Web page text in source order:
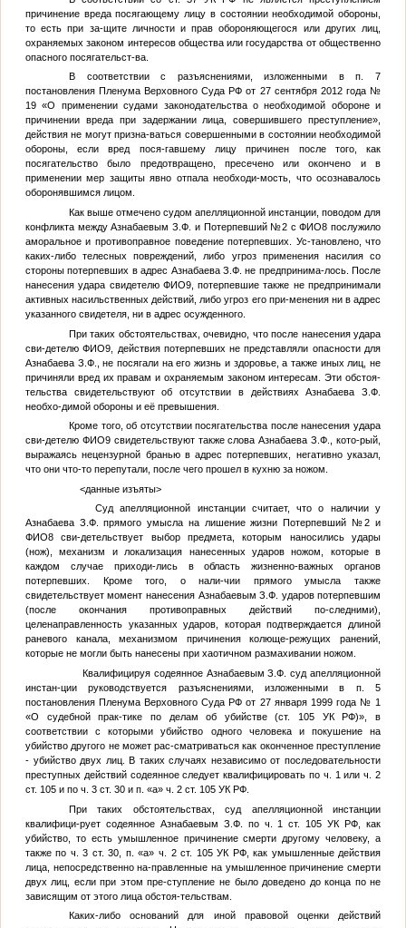
причинение вреда посягающему лицу в состоянии необходимой обороны,
то есть при за-щите личности и прав обороняющегося или других лиц,
охраняемых законом интересов общества или государства от общественно
опасного посягательст-ва.
В соответствии с разъяснениями, изложенными в п. 7
постановления Пленума Верховного Суда РФ от 27 сентября 2012 года №
19 «О применении судами законодательства о необходимой обороне и
причинении вреда при задержании лица, совершившего преступление»,
действия не могут призна-ваться совершенными в состоянии необходимой
обороны, если вред пося-гавшему лицу причинен после того, как
посягательство было предотвращено, пресечено или окончено и в
применении мер защиты явно отпала необходи-мость, что осознавалось
оборонявшимся лицом.
Как выше отмечено судом апелляционной инстанции, поводом для
конфликта между Азнабаевым З.Ф. и Потерпевший №2сФИО8 послужило
аморальное и противоправное поведение потерпевших. Ус-тановлено, что
каких-либо телесных повреждений, либо угроз применения насилия со
стороны потерпевших в адрес Азнабаева З.Ф. не предпринима-лось. После
нанесения удара свидетелю ФИО9, потерпевшие также не предпринимали
активных насильственных действий, либо угроз его при-менения ни в адрес
указанного свидетеля, ни в адрес осужденного.
При таких обстоятельствах, очевидно, что после нанесения удара
сви-детелюФИО9 , действия потерпевших не представляли опасности для
Азнабаева З.Ф., не посягали на его жизнь и здоровье, а также иных лиц, не
причиняли вред их правам и охраняемым законом интересам. Эти обстоя-
тельства свидетельствуют об отсутствии в действиях Азнабаева З.Ф.
необхо-димой обороны и её превышения.
Кроме того, об отсутствии посягательства после нанесения удара
сви-детелю ФИО9свидетельствуют также слова Азнабаева З.Ф., кото-рый,
выражаясь нецензурной бранью в адрес потерпевших, негативно указал,
что они что-то перепутали, после чего прошел в кухню за ножом.
<данные изъяты>
Суд апелляционной инстанции считает, что о наличии у
Азнабаева З.Ф. прямого умысла на лишение жизни
Потерпевший №2 и
ФИО8сви-детельствует выбор предмета, которым наносились удары
(нож), механизм и локализация нанесенных ударов ножом, которые в
каждом случае приходи-лись в область жизненно-важных органов
потерпевших. Кроме того, о нали-чии прямого умысла также
свидетельствует момент нанесения Азнабаевым З.Ф. ударов потерпевшим
(после окончания противоправных действий по-следними),
целенаправленность указанных ударов, которая подтверждается длиной
раневого канала, механизмом причинения колюще-режущих ранений,
которые не могли быть нанесены при хаотичном размахивании ножом.
Квалифицируя содеянное Азнабаевым З.Ф. суд апелляционной
инстан-ции руководствуется разъяснениями, изложенными в п. 5
постановления Пленума Верховного Суда РФ от 27 января 1999 года № 1
«О судебной прак-тике по делам об убийстве (ст. 105 УК РФ)», в
соответствии с которыми убийство одного человека и покушение на
убийство другого не может рас-сматриваться как оконченное преступление
- убийство двух лиц. В таких случаях независимо от последовательности
преступных действий содеянное следует квалифицировать по ч. 1 или ч. 2
ст. 105 и по ч. 3 ст. 30 и п. «а» ч. 2 ст. 105 УК РФ.
При таких обстоятельствах, суд апелляционной инстанции
квалифици-рует содеянное Азнабаевым З.Ф. по ч. 1 ст. 105 УК РФ, как
убийство, то есть умышленное причинение смерти другому человеку, а
также по ч. 3 ст. 30, п. «а» ч. 2 ст. 105 УК РФ, как умышленные действия
лица, непосредственно на-правленные на умышленное причинение смерти
двух лиц, если при этом пре-ступление не было доведено до конца по не
зависящим от этого лица обстоя-тельствам.
Каких-либо оснований для иной правовой оценки действий